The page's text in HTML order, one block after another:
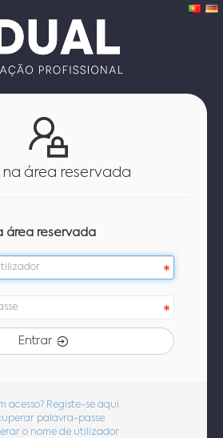
na área reservada
área reservada
Entrar
acesso? Registe-se aqui.
palavra-passe
o nome de utilizador